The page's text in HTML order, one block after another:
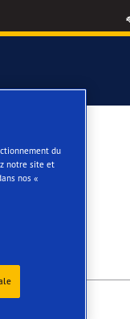
du
notre site et
nos «